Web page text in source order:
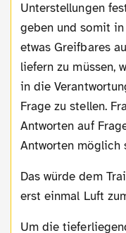
Unterstellungen
geben und somit
etwas Greifbares
liefern zu müssen,
in die
Frage zu stellen.
Antworten auf
Antworten möglich
Das würde dem Trainer – und somit dem Verein –
erst einmal Luft
Um die tieferliegenden Themen kümmern wir uns